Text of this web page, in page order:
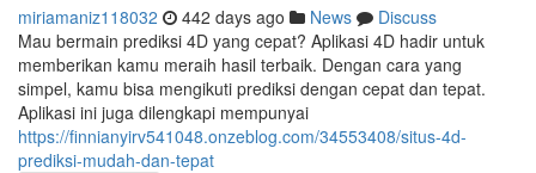
miriamaniz118032 442 days ago News
Discuss
Mau bermain prediksi 4D yang cepat? Aplikasi 4D hadir untuk
memberikan kamu meraih hasil terbaik. Dengan cara yang
simpel, kamu bisa mengikuti prediksi dengan cepat dan tepat.
Aplikasi ini juga dilengkapi mempunyai
https://finnianyirv541048.onzeblog.com/34553408/situs-4d-
prediksi-mudah-dan-tepat